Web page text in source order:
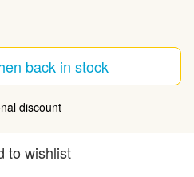
back in stock
discount
to wishlist